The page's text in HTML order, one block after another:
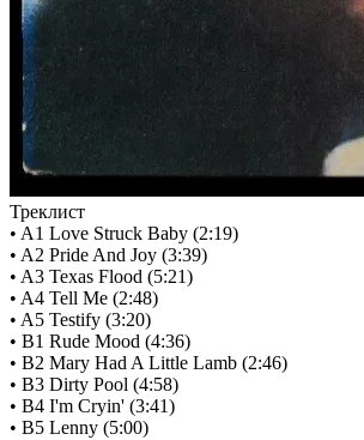
Треклист
• A1 Love Struck Baby (2:19)
• A2 Pride And Joy (3:39)
• A3 Texas Flood (5:21)
• A4 Tell Me (2:48)
• A5 Testify (3:20)
• B1 Rude Mood (4:36)
• B2 Mary Had A Little Lamb (2:46)
• B3 Dirty Pool (4:58)
• B4 I'm Cryin' (3:41)
• B5 Lenny (5:00)